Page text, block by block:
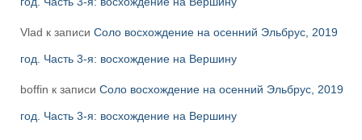
Vlad к записи Соло восхождение на осенний Эльбрус, 2019
год. Часть 3-я: восхождение на Вершину
boffin к записи Соло восхождение на осенний Эльбрус, 2019
год. Часть 3-я: восхождение на Вершину